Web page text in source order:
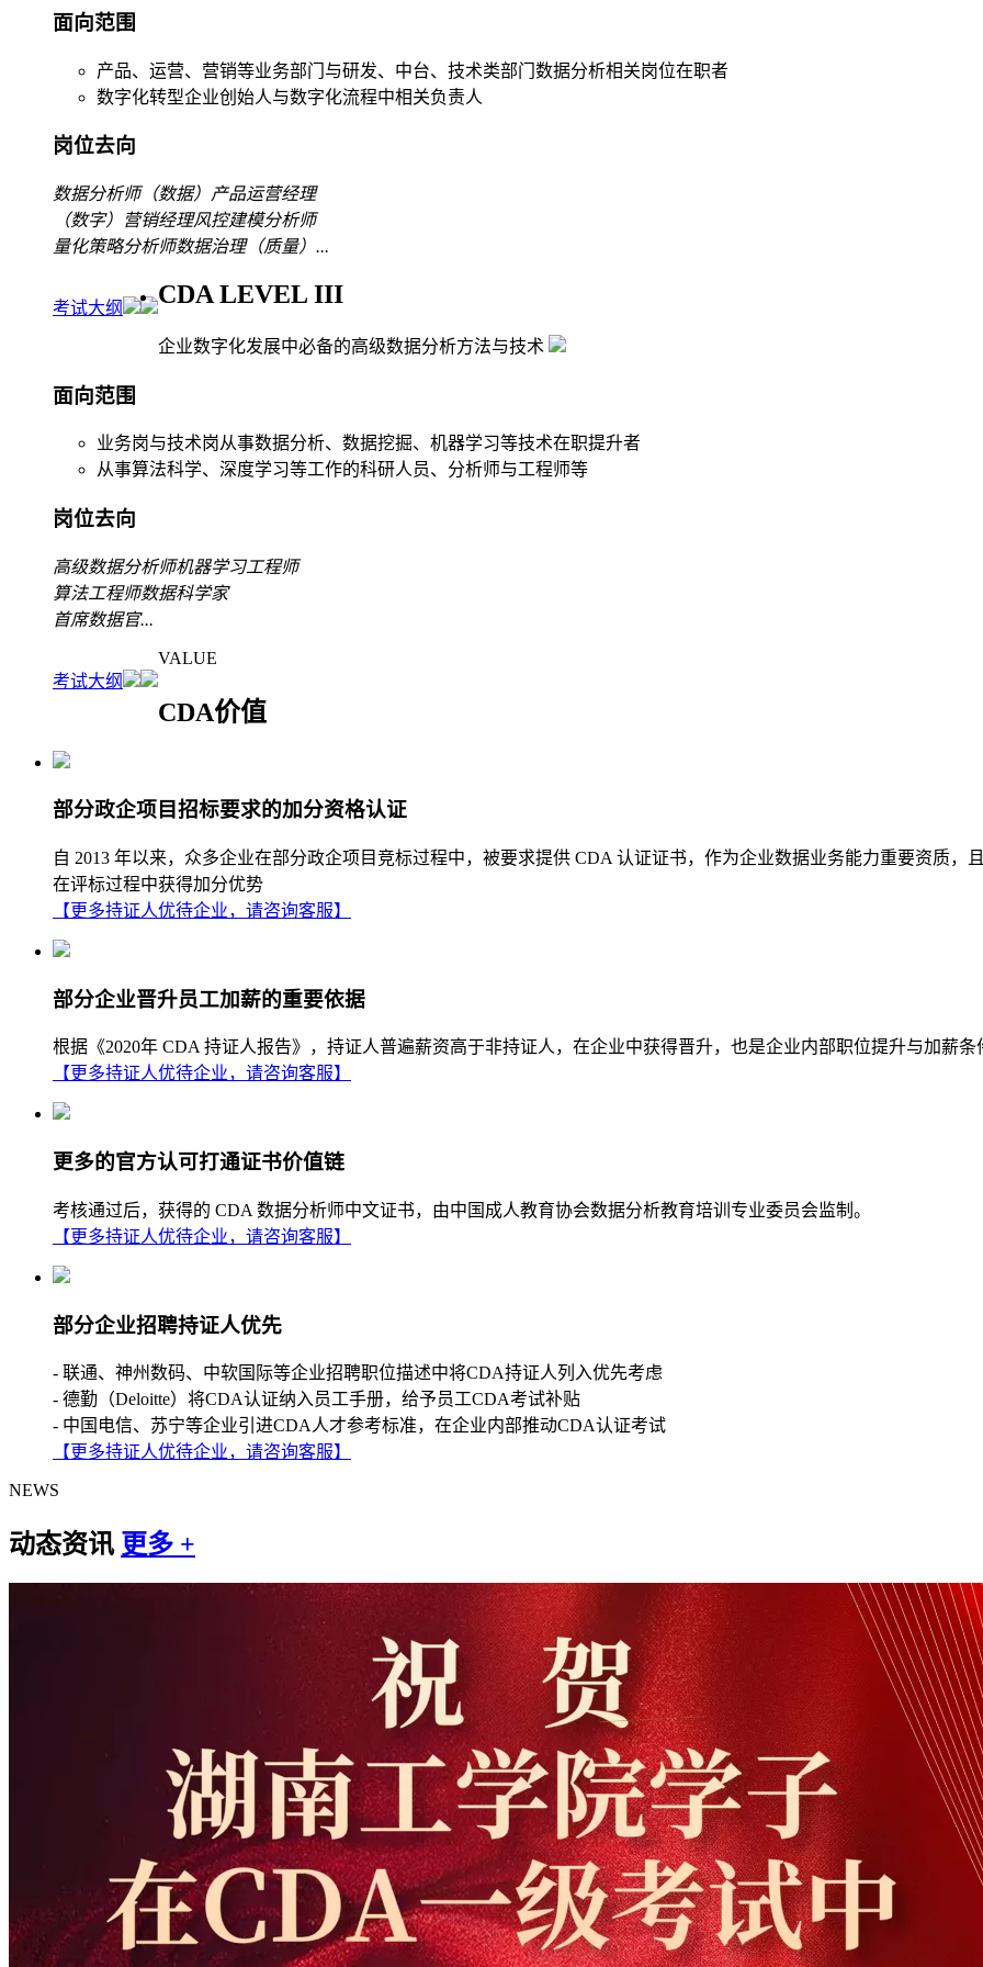
面向范围
产品、运营、营销等业务部门与研发、中台、技术类部门数据分析相关岗位在职者
数字化转型企业创始人与数字化流程中相关负责人
岗位去向
数据分析师（数据）产品运营经理
（数字）营销经理风控建模分析师
量化策略分析师数据治理（质量） ...
考试大纲 CDA LEVEL III
企业数字化发展中必备的高级数据分析方法与技术
面向范围
业务岗与技术岗从事数据分析、数据挖掘、机器学习等技术在职提升者
从事算法科学、深度学习等工作的科研人员、分析师与工程师等
岗位去向
高级数据分析师机器学习工程师
算法工程师数据科学家
首席数据官...
考试大纲
VALUE
CDA价值
部分政企项目招标要求的加分资格认证
自 2013 年以来，众多企业在部分政企项目竞标过程中，被要求提供 CDA 认证证书，作为企业数据业务能力重要资质
在评标过程中获得加分优势
【更多持证人优待企业，请咨询客服】
部分企业晋升员工加薪的重要依据
根据《2020年 CDA 持证人报告》，持证人普遍薪资高于非持证人，在企业中获得晋升，也是企业内部职位提升与加薪条
【更多持证人优待企业，请咨询客服】
更多的官方认可打通证书价值链
考核通过后，获得的 CDA 数据分析师中文证书，由中国成人教育协会数据分析教育培训专业委员会监制。
【更多持证人优待企业，请咨询客服】
部分企业招聘持证人优先
- 联通、神州数码、中软国际等企业招聘职位描述中将CDA持证人列入优先考虑
- 德勤（Deloitte）将CDA认证纳入员工手册，给予员工CDA考试补贴
- 中国电信、苏宁等企业引进CDA人才参考标准，在企业内部推动CDA认证考试
【更多持证人优待企业，请咨询客服】
NEWS
动态资讯 更多 +